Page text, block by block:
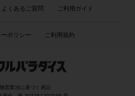
よくあるご質問 ご利用ガイド
ポリシー ご利用規約
営業法に基づく表記